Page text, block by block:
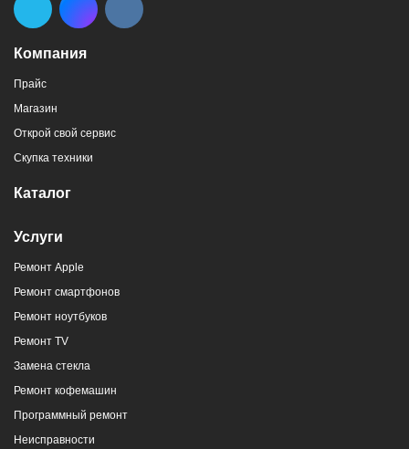
8 (964) 914-44-74
г. Новороссийск, ул. Героев Десантников,
2/4
8 (964) 914-44-74
Компания
Прайс
Магазин
Открой свой сервис
Скупка техники
Каталог
Услуги
Ремонт Apple
Ремонт смартфонов
Ремонт ноутбуков
Ремонт TV
Замена стекла
Ремонт кофемашин
Программный ремонт
Неисправности